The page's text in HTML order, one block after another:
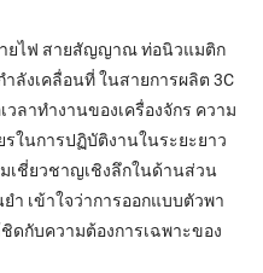
ายไฟ สายสัญญาณ ท่อนิวแมติก
ลังเคลื่อนที่ ในสายการผลิต 3C
ลาทำงานของเครื่องจักร ความ
นการปฏิบัติงานในระยะยาว
เชี่ยวชาญเชิงลึกในด้านส่วน
ำ เข้าใจว่าการออกแบบตัวพา
ดกับความต้องการเฉพาะของ